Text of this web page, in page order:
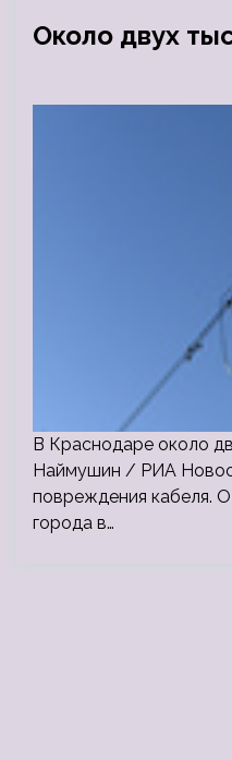
Около двух
В Краснодаре около
Наймушин / РИА
повреждения кабеля.
города в…